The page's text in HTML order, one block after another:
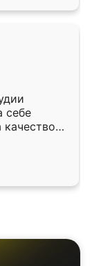
себе
качеством
почти